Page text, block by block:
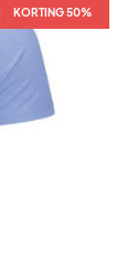
KORTING 50%
KORTING 50%